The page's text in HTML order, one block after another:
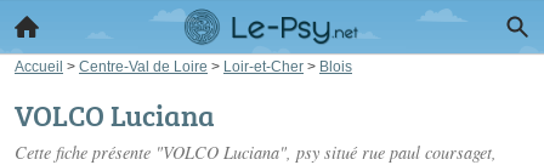
Accueil > Centre-Val de Loire > Loir-et-Cher > Blois
VOLCO Luciana
Cette fiche présente "VOLCO Luciana", psy situé rue paul coursaget,